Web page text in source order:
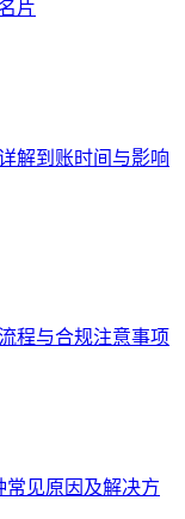
片
解到账时间与影响
程与合规注意事项
常见原因及解决方